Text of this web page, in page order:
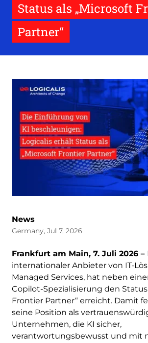
Status als „Microsoft
Partner“
News
Germany, Jul 7, 2026
Frankfurt am Main, 7. Juli 2026 –
internationaler Anbieter von IT-
Managed Services, hat neben
Copilot-Spezialisierung den Status
Frontier Partner“ erreicht. Damit
seine Position als
Unternehmen, die KI sicher,
verantwortungsbewusst und mit